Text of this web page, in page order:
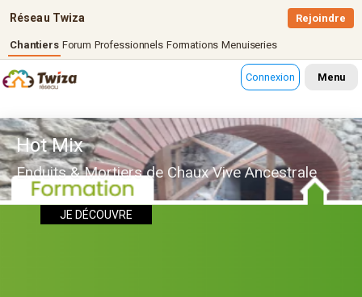
Réseau Twiza
Chantiers Forum Professionnels Formations Menuiseries
Rejoindre
Connexion Menu
Hot Mix
Enduits & Mortiers de Chaux Vive Ancestrale
JE DÉCOUVRE